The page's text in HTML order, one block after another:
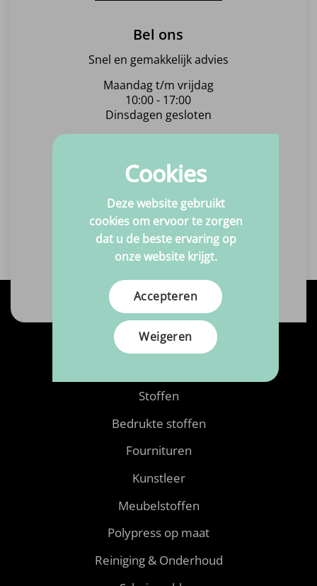
Bel ons
Snel en gemakkelijk advies
Maandag t/m vrijdag
10:00 - 17:00
Dinsdagen gesloten
Mail ons
Altijd binnen één werkdag
een antwoord!
Stoffen
Bedrukte stoffen
Fournituren
Kunstleer
Meubelstoffen
Polypress op maat
Reiniging & Onderhoud
Cookies
Deze website gebruikt
cookies om ervoor te zorgen
dat u de beste ervaring op
onze website krijgt.
Accepteren
Weigeren